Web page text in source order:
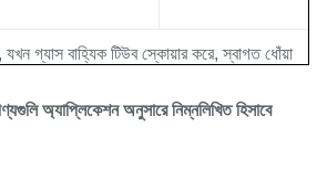
গ্যাস বাহ্যিক টিউব স্কোয়ার করে, স্বাগত ধোঁয়া
যখন নলটির অভ্যন্তরে গ্যাসের স্ক্রোস হয়, পরেন
অ্যাপ্লিকেশন অনুসারে নিম্নলিখিত হিসাবে